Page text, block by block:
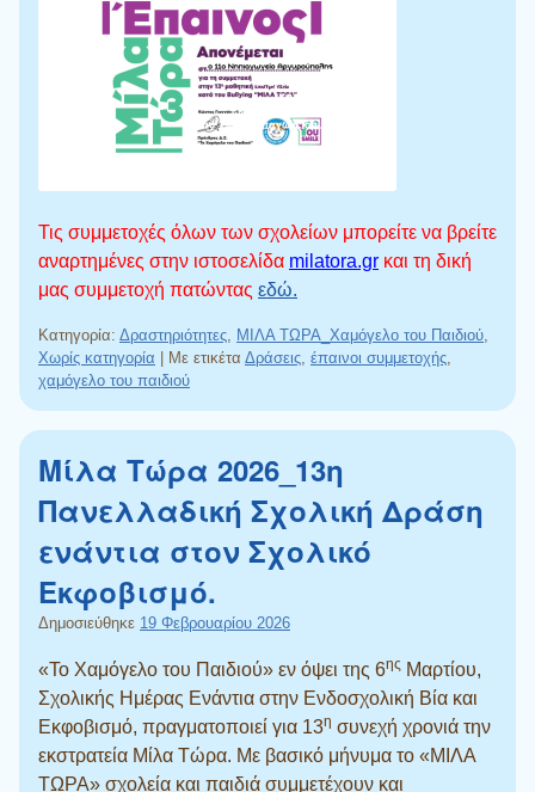
Τις συμμετοχές όλων των σχολείων μπορείτε να βρείτε
αναρτημένες στην ιστοσελίδα milatora.gr και τη δική
μας συμμετοχή πατώντας εδώ.
Κατηγορία: Δραστηριότητες ΜΙΛΑ ΤΩΡΑ_Χαμόγελο του Παιδιού
Χωρίς κατηγορία
Με ετικέτα Δράσεις έπαινοι συμμετοχής
χαμόγελο του παιδιού
Μίλα Τώρα 2026_13η
Πανελλαδική Σχολική Δράση
ενάντια στον Σχολικό
Εκφοβισμό.
Δημοσιεύθηκε 19 Φεβρουαρίου 2026
«Το Χαμόγελο του Παιδιού» εν όψει της 6ης Μαρτίου,
Σχολικής Ημέρας Ενάντια στην Ενδοσχολική Βία και
Εκφοβισμό, πραγματοποιεί για 13η συνεχή χρονιά την
εκστρατεία Μίλα Τώρα. Με βασικό μήνυμα το «ΜΙΛΑ
ΤΩΡΑ» σχολεία και παιδιά συμμετέχουν και